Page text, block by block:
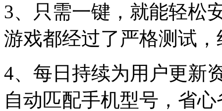
3、只需一键，就能轻松
游戏都经过了严格测试
4、每日持续为用户更新
自动匹配手机型号，省